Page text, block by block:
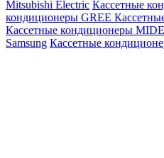
Mitsubishi Electric Кассетные
кондиционеры GREE
Кассетные кондиционеры
Samsung Кассетные